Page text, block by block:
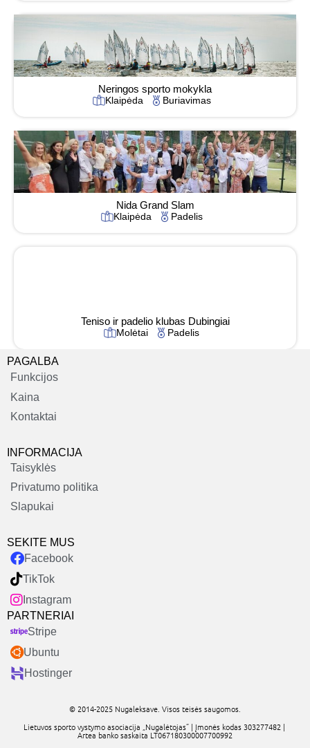
Neringos sporto mokykla
Klaipėda Buriavimas
Nida Grand Slam
Klaipėda Padelis
Teniso ir padelio klubas Dubingiai
Molėtai Padelis
PAGALBA
Funkcijos
Kaina
Kontaktai
INFORMACIJA
Taisyklės
Privatumo politika
Slapukai
SEKITE MUS
Facebook
TikTok
Instagram
PARTNERIAI
Stripe
Ubuntu
Hostinger
© 2014-2025 Nugaleksave. Visos teisės saugomos.
Lietuvos sporto vystymo asociacija „Nugalėtojas” | Įmonės kodas 303277482 |
Artea banko saskaita LT067180300007700992